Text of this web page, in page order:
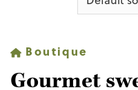
Boutique
Gourmet